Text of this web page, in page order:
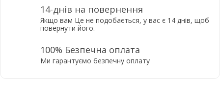
14-днів на повернення
Якщо вам Це не подобається, у вас є 14 днів, щоб
повернути його.
100% Безпечна оплата
Ми гарантуємо безпечну оплату